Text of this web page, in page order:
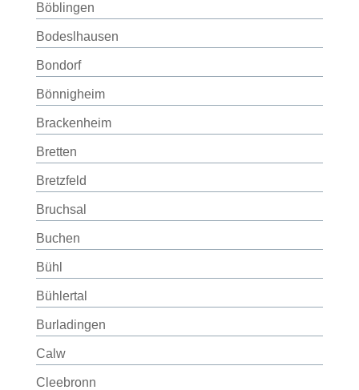
Böblingen
Bodeslhausen
Bondorf
Bönnigheim
Brackenheim
Bretten
Bretzfeld
Bruchsal
Buchen
Bühl
Bühlertal
Burladingen
Calw
Cleebronn